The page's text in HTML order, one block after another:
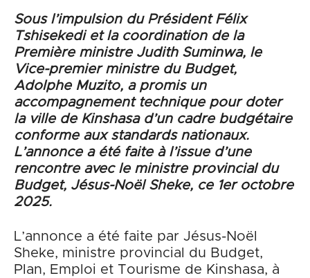
Sous l’impulsion du Président Félix
Tshisekedi et la coordination de la
Première ministre Judith Suminwa, le
Vice-premier ministre du Budget,
Adolphe Muzito, a promis un
accompagnement technique pour doter
la ville de Kinshasa d’un cadre budgétaire
conforme aux standards nationaux.
L’annonce a été faite à l’issue d’une
rencontre avec le ministre provincial du
Budget, Jésus-Noël Sheke, ce 1er octobre
2025.
L’annonce a été faite par Jésus-Noël
Sheke, ministre provincial du Budget,
Plan, Emploi et Tourisme de Kinshasa, à